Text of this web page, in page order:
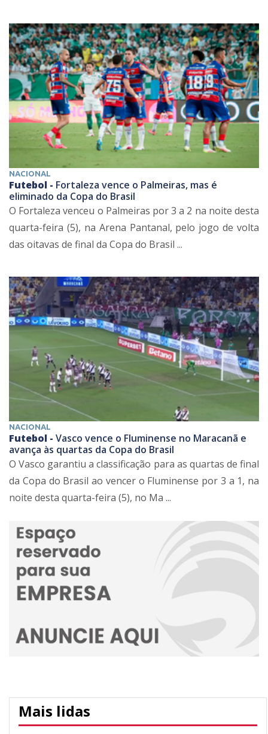
NACIONAL
Futebol - Fortaleza vence o Palmeiras, mas é
eliminado da Copa do Brasil
O Fortaleza venceu o Palmeiras por 3 a 2 na noite desta
quarta-feira (5), na Arena Pantanal, pelo jogo de volta
das oitavas de final da Copa do Brasil ...
NACIONAL
Futebol - Vasco vence o Fluminense no Maracanã e
avança às quartas da Copa do Brasil
O Vasco garantiu a classificação para as quartas de final
da Copa do Brasil ao vencer o Fluminense por 3 a 1, na
noite desta quarta-feira (5), no Ma ...
Mais lidas